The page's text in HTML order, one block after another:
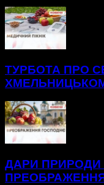
ТУРБОТА ПРО
ДАРИ ПРИРОДИ